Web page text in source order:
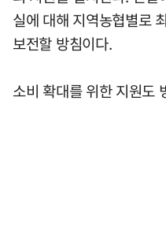
실에 대해 지역농협별로
보전할 방침이다.
소비 확대를 위한 지원도